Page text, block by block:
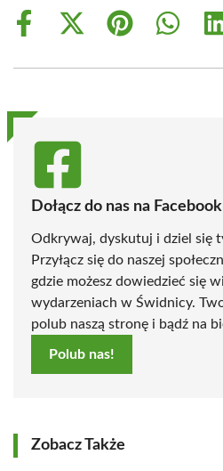
Share
Share
(Twitter)
Share
Share
Dołącz do nas na
Odkrywaj, dyskutuj i dziel się
Przyłącz się do naszej
gdzie możesz dowiedzieć się
wydarzeniach w Świdnicy.
polub naszą stronę i bądź na
Polub nas!
Zobacz Także